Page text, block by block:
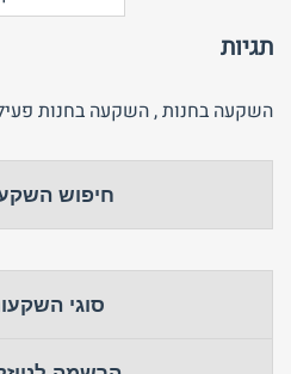
תגיות
השקעה בחנות,השקעה בחנות
חיפוש
סוגי